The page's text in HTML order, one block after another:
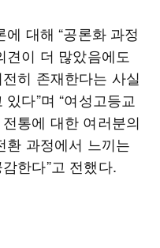
대해 “공론화 과정
이 더 많았음에도
히 존재한다는 사실
다”며 “여성고등교
통에 대한 여러분의
환 과정에서 느끼는
한다”고 전했다.